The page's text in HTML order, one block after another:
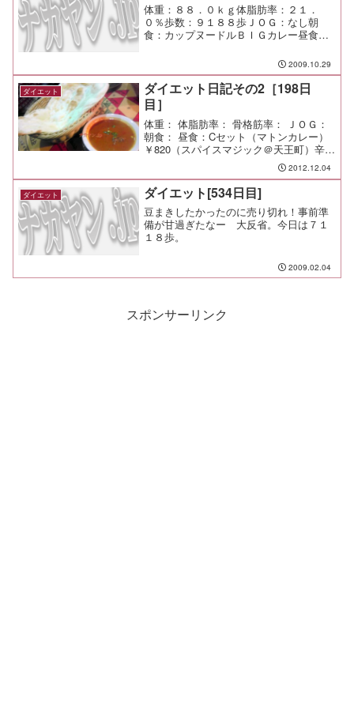
体重：８８．０ｋｇ体脂肪率：２１．
０％歩数：９１８８歩ＪＯＧ：なし朝
食：カップヌードルＢＩＧカレー昼食：
モ：昨夜は呑み過ぎたので反省。 金払
ってないし・・・。
2009.10.29
ダイエット
ダイエット日記その2［198日
目］
体重： 体脂肪率： 骨格筋率： ＪＯＧ：
朝食： 昼食：Cセット（マトンカレー）
￥820（スパイスマジック＠天王町）辛さ
5（VeryVeryHot）を食べると夕方にはお
腹が痛くなってしまうくらい辛いので、
今日は4辛...
2012.12.04
ダイエット ダイエット[534日目]
豆まきしたかったのに売り切れ！事前準
備が甘過ぎたなー 大反省。今日は７１
１８歩。
2009.02.04
スポンサーリンク